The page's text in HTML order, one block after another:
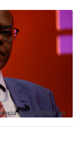
contra Silvio ao